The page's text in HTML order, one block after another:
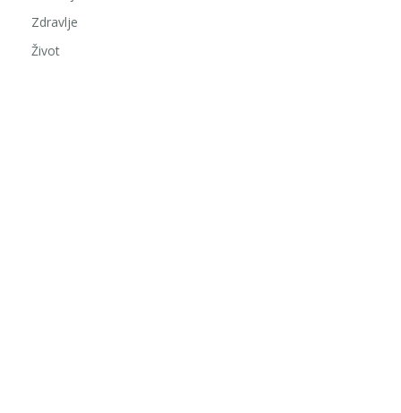
Zdravlje
Život